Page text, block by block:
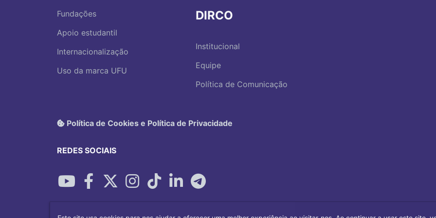
Fundações
Apoio estudantil
Internacionalização
Uso da marca UFU
DIRCO
Institucional
Equipe
Política de Comunicação
Política de Cookies e Política de Privacidade
REDES SOCIAIS